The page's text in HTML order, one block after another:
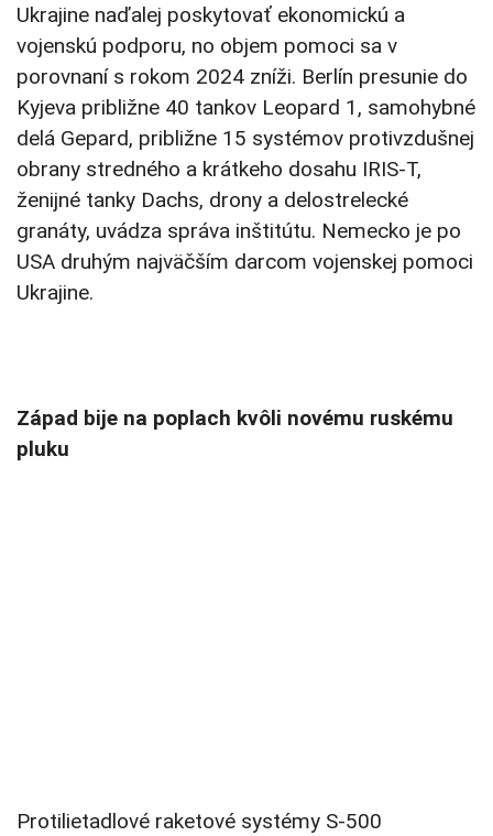
Ukrajine naďalej poskytovať ekonomickú a
vojenskú podporu, no objem pomoci sa v
porovnaní s rokom 2024 zníži. Berlín presunie do
Kyjeva približne 40 tankov Leopard 1, samohybné
delá Gepard, približne 15 systémov protivzdušnej
obrany stredného a krátkeho dosahu IRIS-T,
ženijné tanky Dachs, drony a delostrelecké
granáty, uvádza správa inštitútu. Nemecko je po
USA druhým najväčším darcom vojenskej pomoci
Ukrajine.
Západ bije na poplach kvôli novému ruskému
pluku
Protilietadlové raketové systémy S-500